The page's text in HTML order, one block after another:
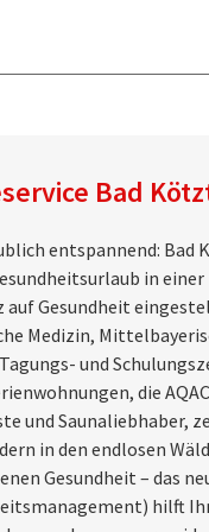
Bad
entspannend:
in
Gesundheit
Medizin,
und
die
und Saunaliebhaber,
in den endlosen
Gesundheit – das
hilft